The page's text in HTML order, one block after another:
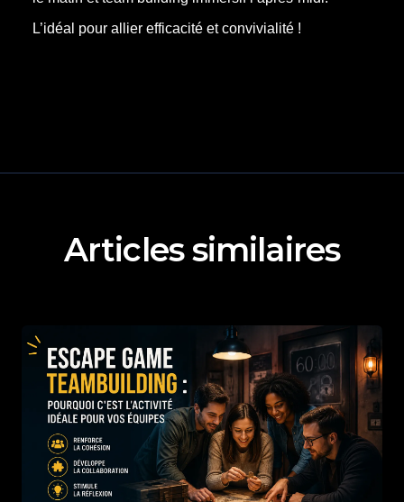
L’idéal pour allier efficacité et convivialité !
Articles similaires